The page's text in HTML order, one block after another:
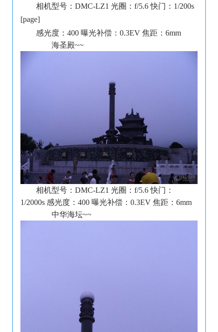
相机型号：DMC-LZ1 光圈：f/5.6 快门：1/200s
[page]
感光度：400 曝光补偿：0.3EV 焦距：6mm
海圣殿~~
相机型号：DMC-LZ1 光圈：f/5.6 快门：
1/2000s 感光度：400 曝光补偿：0.3EV 焦距：6mm
中华海坛~~